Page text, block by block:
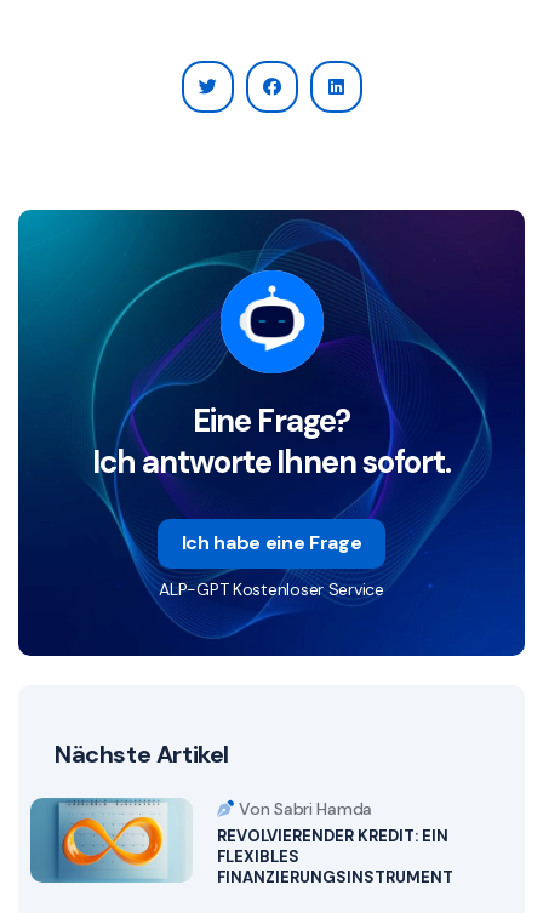
Eine Frage?
Ich antworte Ihnen sofort.
Ich habe eine Frage
ALP-GPT Kostenloser Service
Nächste Artikel
Von Sabri Hamda
REVOLVIERENDER KREDIT: EIN
FLEXIBLES
FINANZIERUNGSINSTRUMENT